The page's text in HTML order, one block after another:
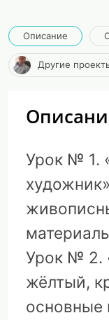
Описание
Другие
Урок № 1.
Урок № 2.
жёлтый,
основные